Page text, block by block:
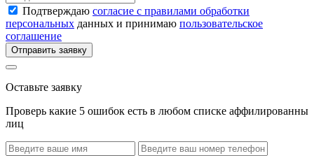
Подтверждаю согласие с правилами обработки
персональных данных и принимаю пользовательское
соглашение
Отправить заявку
Оставьте заявку
Проверь какие 5 ошибок есть в любом списке аффилированны
лиц